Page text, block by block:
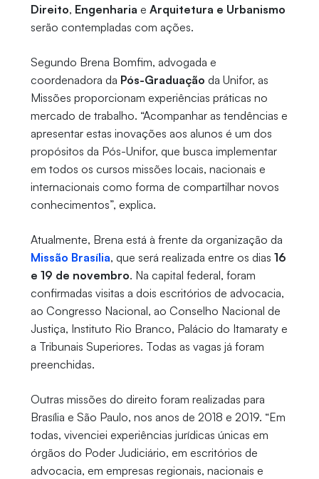
Direito, Engenharia e Arquitetura e Urbanismo
serão contempladas com ações.
Segundo Brena Bomfim, advogada e
coordenadora da Pós-Graduação da Unifor, as
Missões proporcionam experiências práticas no
mercado de trabalho. “Acompanhar as tendências e
apresentar estas inovações aos alunos é um dos
propósitos da Pós-Unifor, que busca implementar
em todos os cursos missões locais, nacionais e
internacionais como forma de compartilhar novos
conhecimentos”, explica.
Atualmente, Brena está à frente da organização da
Missão Brasília, que será realizada entre os dias 16
e 19 de novembro. Na capital federal, foram
confirmadas visitas a dois escritórios de advocacia,
ao Congresso Nacional, ao Conselho Nacional de
Justiça, Instituto Rio Branco, Palácio do Itamaraty e
a Tribunais Superiores. Todas as vagas já foram
preenchidas.
Outras missões do direito foram realizadas para
Brasília e São Paulo, nos anos de 2018 e 2019. “Em
todas, vivenciei experiências jurídicas únicas em
órgãos do Poder Judiciário, em escritórios de
advocacia, em empresas regionais, nacionais e